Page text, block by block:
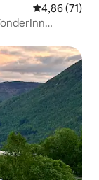
4,86 av 5 i
4,86 (71)